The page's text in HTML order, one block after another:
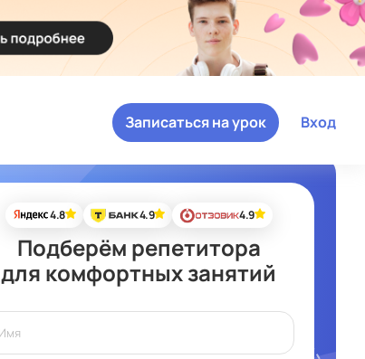
Вход
Записаться на урок
4.8 4.9 4.9
Подберём репетитора
для комфортных занятий